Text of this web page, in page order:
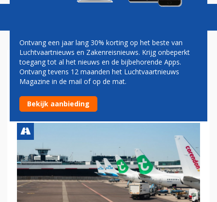
D-PIER OP SCHIPHOL KORT
ONTRUIMD OM
BRANDALARM
Ontvang een jaar lang 30% korting op het beste van
Luchtvaartnieuws en Zakenreisnieuws. Krijg onbeperkt
toegang tot al het nieuws en de bijbehorende Apps.
Ontvang tevens 12 maanden het Luchtvaartnieuws
Magazine in de mail of op de mat.
Bekijk aanbieding